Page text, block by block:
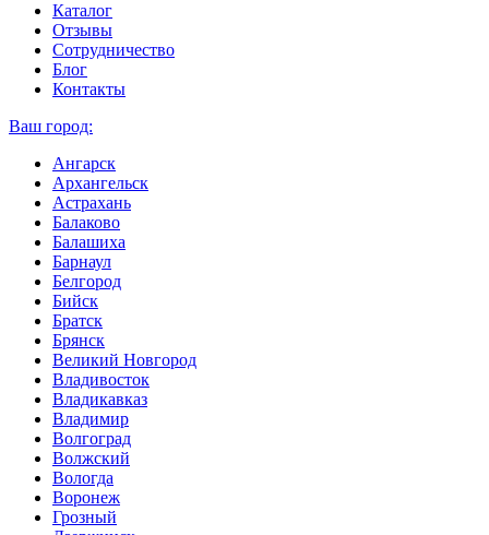
Каталог
Отзывы
Сотрудничество
Блог
Контакты
Ваш город:
Ангарск
Архангельск
Астрахань
Балаково
Балашиха
Барнаул
Белгород
Бийск
Братск
Брянск
Великий Новгород
Владивосток
Владикавказ
Владимир
Волгоград
Волжский
Вологда
Воронеж
Грозный